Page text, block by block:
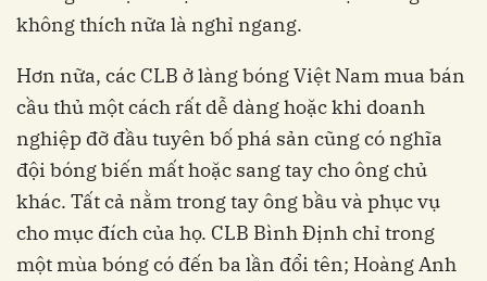
không thích nữa là nghỉ ngang.
Hơn nữa, các CLB ở làng bóng Việt Nam mua bán
cầu thủ một cách rất dễ dàng hoặc khi doanh
nghiệp đỡ đầu tuyên bố phá sản cũng có nghĩa
đội bóng biến mất hoặc sang tay cho ông chủ
khác. Tất cả nằm trong tay ông bầu và phục vụ
cho mục đích của họ. CLB Bình Định chỉ trong
một mùa bóng có đến ba lần đổi tên; Hoàng Anh